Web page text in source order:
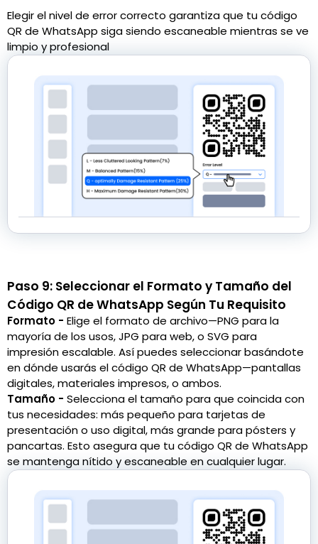
Elegir el nivel de error correcto garantiza que tu código
QR de WhatsApp siga siendo escaneable mientras se ve
limpio y profesional
Paso 9: Seleccionar el Formato y Tamaño del
Código QR de WhatsApp Según Tu Requisito
Formato - Elige el formato de archivo—PNG para la
mayoría de los usos, JPG para web, o SVG para
impresión escalable. Así puedes seleccionar basándote
en dónde usarás el código QR de WhatsApp—pantallas
digitales, materiales impresos, o ambos.
Tamaño - Selecciona el tamaño para que coincida con
tus necesidades: más pequeño para tarjetas de
presentación o uso digital, más grande para pósters y
pancartas. Esto asegura que tu código QR de WhatsApp
se mantenga nítido y escaneable en cualquier lugar.